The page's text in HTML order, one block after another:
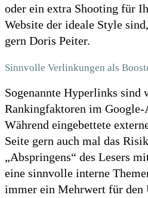
oder ein extra Shooting für
Website der ideale Style
gern Doris Peiter.
Sinnvolle Verlinkungen als
Sogenannte Hyperlinks sind
Rankingfaktoren im
Während eingebettete
Seite gern auch mal das
„Abspringens“ des Lesers
eine sinnvolle interne
immer ein Mehrwert für den